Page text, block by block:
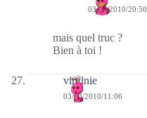
03/03/2010/20:50
mais quel truc ?
Bien à toi !
virginie
03/03/2010/11:06